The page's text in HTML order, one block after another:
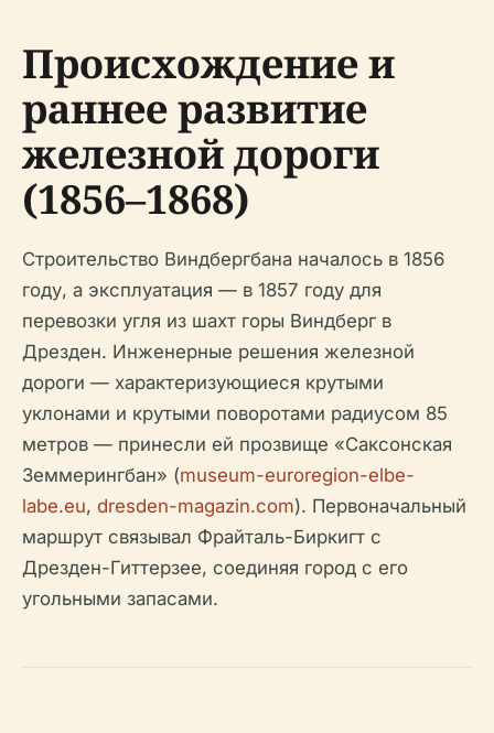
Происхождение и
раннее развитие
железной дороги
(1856–1868)
Строительство Виндбергбана началось в 1856
году, а эксплуатация — в 1857 году для
перевозки угля из шахт горы Виндберг в
Дрезден. Инженерные решения железной
дороги — характеризующиеся крутыми
уклонами и крутыми поворотами радиусом 85
метров — принесли ей прозвище «Саксонская
Земмерингбан» (museum-euroregion-elbe-
labe.eu, dresden-magazin.com). Первоначальный
маршрут связывал Фрайталь-Биркигт с
Дрезден-Гиттерзее, соединяя город с его
угольными запасами.